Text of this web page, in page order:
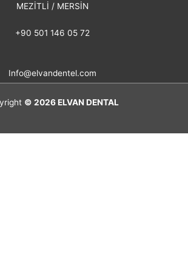
MEZİTLİ / MERSİN
+90 501 146 05 72
Info@elvandentel.com
© 2026ELVAN DENTAL